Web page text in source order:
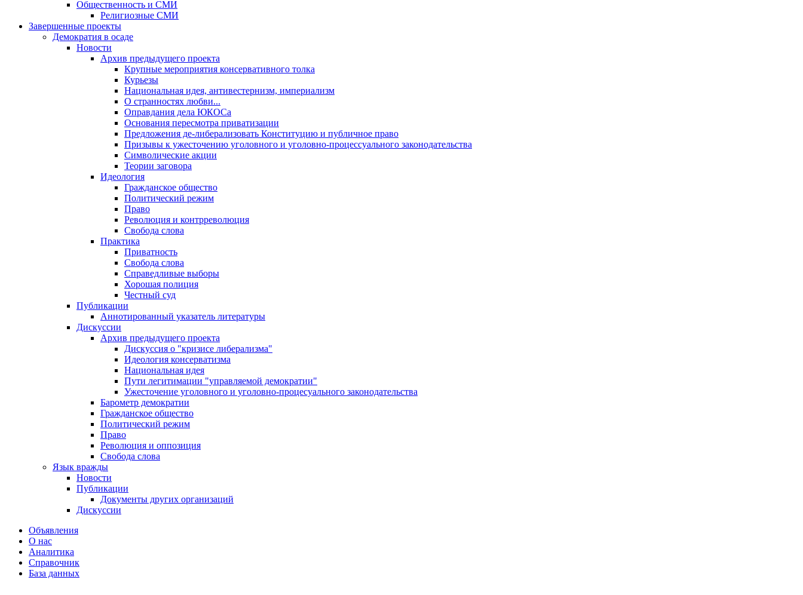
Общественность и СМИ
Религиозные СМИ
Завершенные проекты
Демократия в осаде
Новости
Архив предыдущего проекта
Крупные мероприятия консервативного толка
Курьезы
Национальная идея, антивестернизм, империализм
О странностях любви...
Оправдания дела ЮКОСа
Основания пересмотра приватизации
Предложения де-либерализовать Конституцию и публичное право
Призывы к ужесточению уголовного и уголовно-процессуального законодательства
Символические акции
Теории заговора
Идеология
Гражданское общество
Политический режим
Право
Революция и контрреволюция
Свобода слова
Практика
Приватность
Свобода слова
Справедливые выборы
Хорошая полиция
Честный суд
Публикации
Аннотированный указатель литературы
Дискуссии
Архив предыдущего проекта
Дискуссия о "кризисе либерализма"
Идеология консерватизма
Национальная идея
Пути легитимации "управляемой демократии"
Ужесточение уголовного и уголовно-процесуального законодательства
Барометр демократии
Гражданское общество
Политический режим
Право
Революция и оппозиция
Свобода слова
Язык вражды
Новости
Публикации
Документы других организаций
Дискуссии
Объявления
О нас
Аналитика
Справочник
База данных